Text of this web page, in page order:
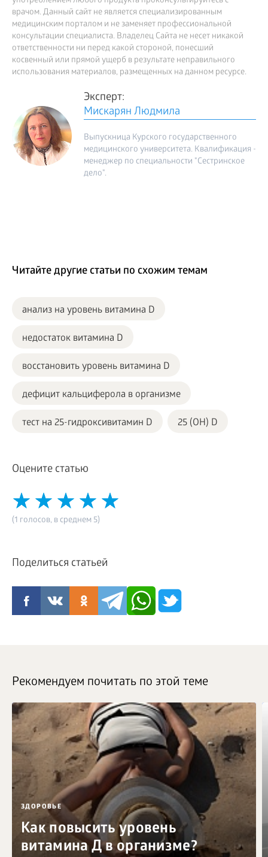
врачом. Данный сайт не является специализированным
медицинским порталом и не заменяет профессиональной
консультации специалиста. Владелец Сайта не несет никакой
ответственности ни перед какой стороной, понесший
косвенный или прямой ущерб в результате неправильного
использования материалов, размещенных на данном ресурсе.
Эксперт:
Мискарян Людмила
Выпускница Курского государственного
медицинского университета. Квалификация -
менеджер по специальности "Сестринское
дело".
Читайте другие статьи по схожим темам
анализ на уровень витамина D
недостаток витамина D
восстановить уровень витамина D
дефицит кальциферола в организме
тест на 25-гидроксивитамин D 25 (OH) D
Оцените статью
(1 голосов, в среднем 5)
Поделиться статьей
Рекомендуем почитать по этой теме
ЗДОРОВЬЕ
Как повысить уровень
витамина Д в организме?